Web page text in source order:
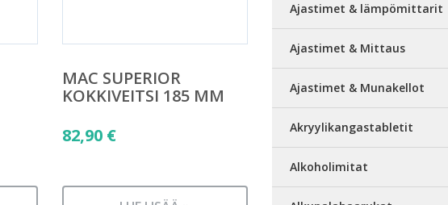
MAC SUPERIOR
KOKKIVEITSI 185 MM
82,90 €
Ajastimet & lämpömittarit
Ajastimet & Mittaus
Ajastimet & Munakellot
Akryylikangastabletit
Alkoholimitat